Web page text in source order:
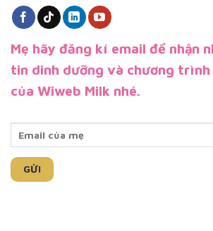
Mẹ hãy đăng kí email để nhận
tin dinh dưỡng và chương trình
của Wiweb Milk nhé.